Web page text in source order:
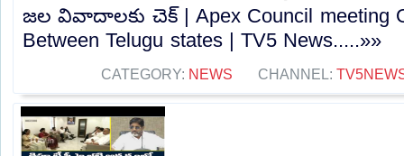
జల వివాదాలకు చెక్ | Apex Council meeting
Between Telugu states | TV5 News.....»»
CATEGORY: NEWS CHANNEL: